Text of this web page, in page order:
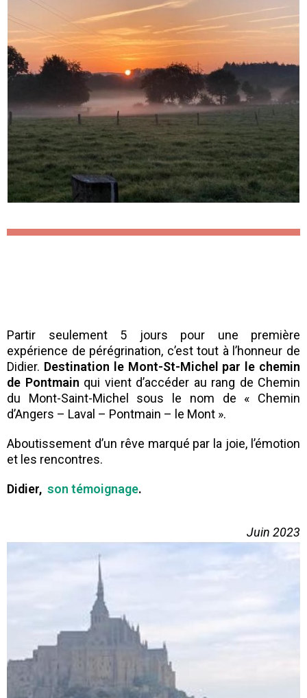
Partir seulement 5 jours pour une première
expérience de pérégrination, c’est tout à l’honneur de
Didier. Destination le Mont-St-Michel par le chemin
de Pontmain qui vient d’accéder au rang de Chemin
du Mont-Saint-Michel sous le nom de « Chemin
d’Angers – Laval – Pontmain – le Mont ».
Aboutissement d’un rêve marqué par la joie, l’émotion
et les rencontres.
Didier, son témoignage.
Juin 2023